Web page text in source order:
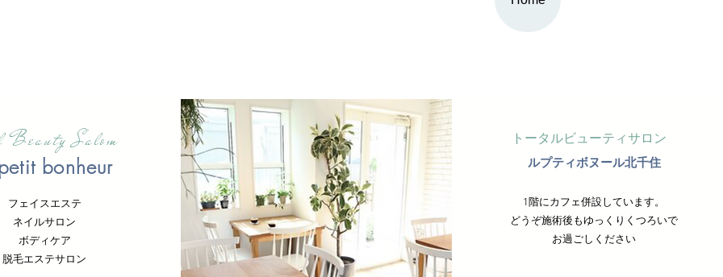
Beauty Salom
bonheur
フェイスエステ
ネイルサロン
ボディケア
脱毛エステサロン
トータルビューティサロン
ルプティボヌール北千住
1階にカフェ併設しています。
どうぞ施術後もゆっくりくつろいで
お過ごしください